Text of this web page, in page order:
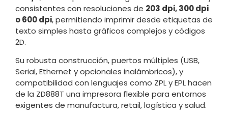
consistentes con resoluciones de 203 dpi, 300 dpi
o 600 dpi, permitiendo imprimir desde etiquetas de
texto simples hasta gráficos complejos y códigos
2D.
Su robusta construcción, puertos múltiples (USB,
Serial, Ethernet y opcionales inalámbricos), y
compatibilidad con lenguajes como ZPL y EPL hacen
de la ZD888T una impresora flexible para entornos
exigentes de manufactura, retail, logística y salud.